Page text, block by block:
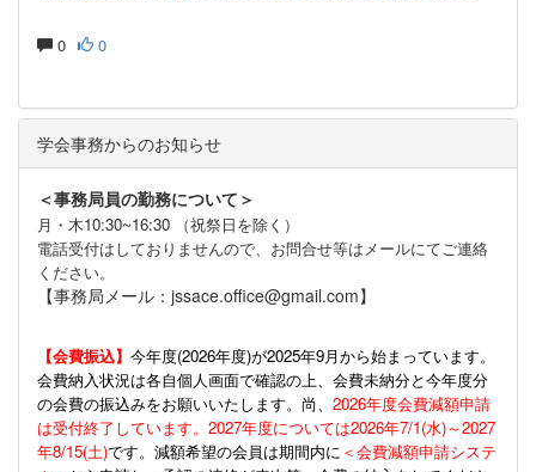
0 0
学会事務からのお知らせ
＜事務局員の勤務について＞
月・木10:30~16:30 （祝祭日を除く）
電話受付はしておりませんので、お問合せ等はメールにてご連絡
ください。
【事務局メール：jssace.office@gmail.com】
【会費振込】 今年度(2026年度)が2025年9月から始まっています。
会費納入状況は各自個人画面で確認の上、会費未納分と今年度分
の会費の振込みをお願いいたします。尚、 2026年度会費減額申請
は受付終了しています。2027年度については2026年7/1(水)～2027
年8/15(土)です。減額希望の会員は期間内に ＜会費減額申請システ